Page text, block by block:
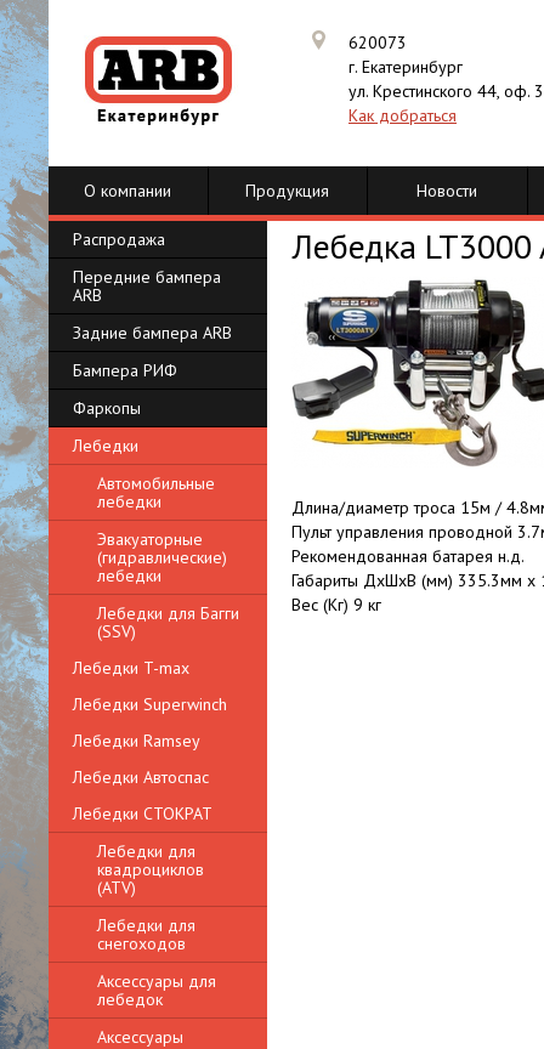
620073
г. Екатеринбург
ул. Крестинского 44, оф.
Как добраться
О компании Продукция Новости
Распродажа
Передние бампера
ARB
Задние бампера ARB
Бампера РИФ
Фаркопы
Лебедки
Автомобильные
лебедки
Эвакуаторные
(гидравлические)
лебедки
Лебедки для Багги
(SSV)
Лебедки T-max
Лебедки Superwinch
Лебедки Ramsey
Лебедки Автоспас
Лебедки СТОКРАТ
Лебедки для
квадроциклов
(ATV)
Лебедки для
снегоходов
Аксессуары для
лебедок
Аксессуары
Лебедка LT3000
Длина/диаметр троса 15м /
Пульт управления проводной
Рекомендованная батарея н.д.
Габариты ДхШхВ (мм) 335.3мм
Вес (Кг) 9 кг